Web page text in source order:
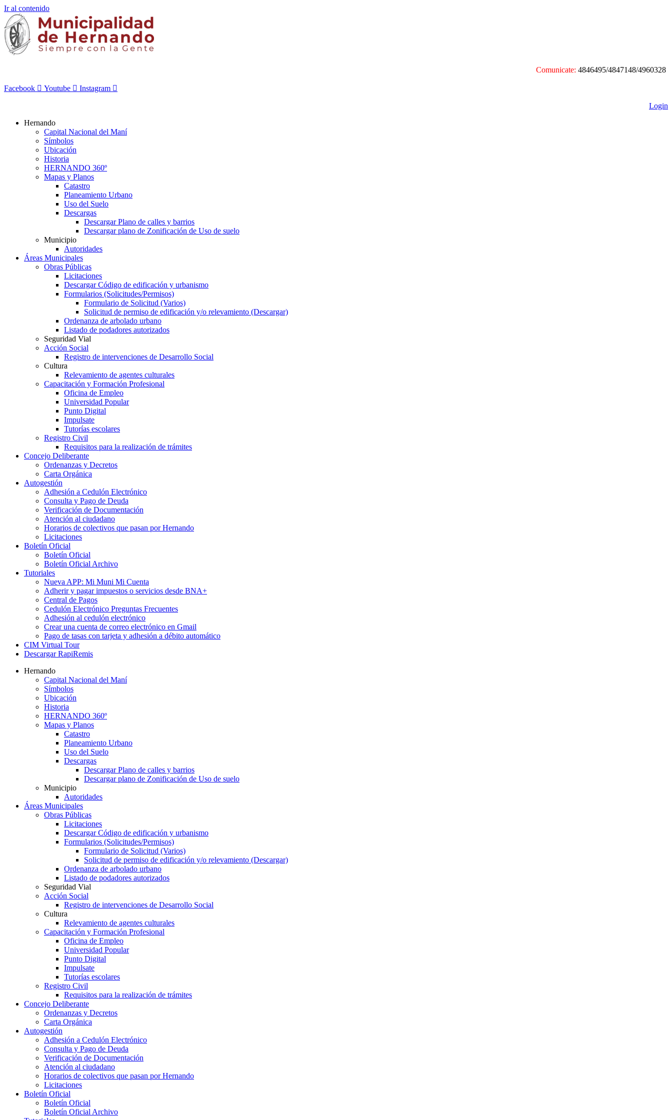
Ir al contenido
Comunicate: 4846495/4847148/4960328
Facebook Youtube Instagram
Login
Hernando
Capital Nacional del Maní
Símbolos
Ubicación
Historia
HERNANDO 360º
Mapas y Planos
Catastro
Planeamiento Urbano
Uso del Suelo
Descargas
Descargar Plano de calles y barrios
Descargar plano de Zonificación de Uso de suelo
Municipio
Autoridades
Áreas Municipales
Obras Públicas
Licitaciones
Descargar Código de edificación y urbanismo
Formularios (Solicitudes/Permisos)
Formulario de Solicitud (Varios)
Solicitud de permiso de edificación y/o relevamiento (Descargar)
Ordenanza de arbolado urbano
Listado de podadores autorizados
Seguridad Vial
Acción Social
Registro de intervenciones de Desarrollo Social
Cultura
Relevamiento de agentes culturales
Capacitación y Formación Profesional
Oficina de Empleo
Universidad Popular
Punto Digital
Impulsate
Tutorías escolares
Registro Civil
Requisitos para la realización de trámites
Concejo Deliberante
Ordenanzas y Decretos
Carta Orgánica
Autogestión
Adhesión a Cedulón Electrónico
Consulta y Pago de Deuda
Verificación de Documentación
Atención al ciudadano
Horarios de colectivos que pasan por Hernando
Licitaciones
Boletín Oficial
Boletín Oficial
Boletín Oficial Archivo
Tutoriales
Nueva APP: Mi Muni Mi Cuenta
Adherir y pagar impuestos o servicios desde BNA+
Central de Pagos
Cedulón Electrónico Preguntas Frecuentes
Adhesión al cedulón electrónico
Crear una cuenta de correo electrónico en Gmail
Pago de tasas con tarjeta y adhesión a débito automático
CIM Virtual Tour
Descargar RapiRemis
Hernando
Capital Nacional del Maní
Símbolos
Ubicación
Historia
HERNANDO 360º
Mapas y Planos
Catastro
Planeamiento Urbano
Uso del Suelo
Descargas
Descargar Plano de calles y barrios
Descargar plano de Zonificación de Uso de suelo
Municipio
Autoridades
Áreas Municipales
Obras Públicas
Licitaciones
Descargar Código de edificación y urbanismo
Formularios (Solicitudes/Permisos)
Formulario de Solicitud (Varios)
Solicitud de permiso de edificación y/o relevamiento (Descargar)
Ordenanza de arbolado urbano
Listado de podadores autorizados
Seguridad Vial
Acción Social
Registro de intervenciones de Desarrollo Social
Cultura
Relevamiento de agentes culturales
Capacitación y Formación Profesional
Oficina de Empleo
Universidad Popular
Punto Digital
Impulsate
Tutorías escolares
Registro Civil
Requisitos para la realización de trámites
Concejo Deliberante
Ordenanzas y Decretos
Carta Orgánica
Autogestión
Adhesión a Cedulón Electrónico
Consulta y Pago de Deuda
Verificación de Documentación
Atención al ciudadano
Horarios de colectivos que pasan por Hernando
Licitaciones
Boletín Oficial
Boletín Oficial
Boletín Oficial Archivo